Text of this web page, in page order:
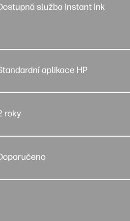
služba Instant Ink
aplikace HP
roky